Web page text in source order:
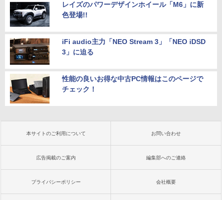
レイズのパワーデザインホイール「M6」に新
色登場!!
iFi audio主力「NEO Stream 3」「NEO iDSD
3」に迫る
性能の良いお得な中古PC情報はこのページで
チェック！
本サイトのご利用について お問い合わせ
広告掲載のご案内 編集部へのご連絡
プライバシーポリシー 会社概要